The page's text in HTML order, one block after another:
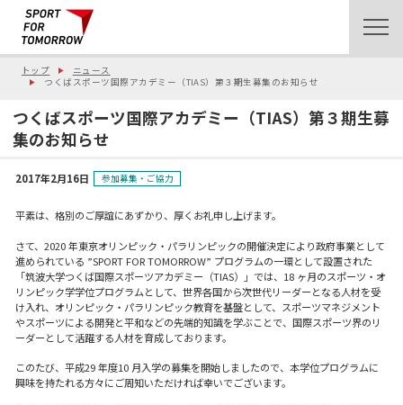
トップ
ニュース
つくばスポーツ国際アカデミー（TIAS）第３期生募集のお知らせ
つくばスポーツ国際アカデミー（TIAS）第３期生募
集のお知らせ
2017年2月16日 参加募集・ご協力
平素は、格別のご厚誼にあずかり、厚くお礼申し上げます。
さて、2020 年東京オリンピック・パラリンピックの開催決定により政府事業として
進められている ”SPORT FOR TOMORROW” プログラムの一環として設置された
「筑波大学つくば国際スポーツアカデミー（TIAS）」では、18 ヶ月のスポーツ・オ
リンピック学学位プログラムとして、世界各国から次世代リーダーとなる人材を受
け入れ、オリンピック・パラリンピック教育を基盤として、スポーツマネジメント
やスポーツによる開発と平和などの先端的知識を学ぶことで、国際スポーツ界のリ
ーダーとして活躍する人材を育成しております。
このたび、平成29 年度10 月入学の募集を開始しましたので、本学位プログラムに
興味を持たれる方々にご周知いただければ幸いでございます。